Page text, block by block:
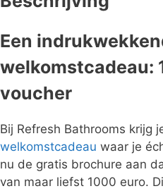
Een
welkomstcadeau:
voucher
Bij Refresh Bathrooms krijg
welkomstcadeau waar je
nu de gratis brochure aan
van maar liefst 1000 euro.